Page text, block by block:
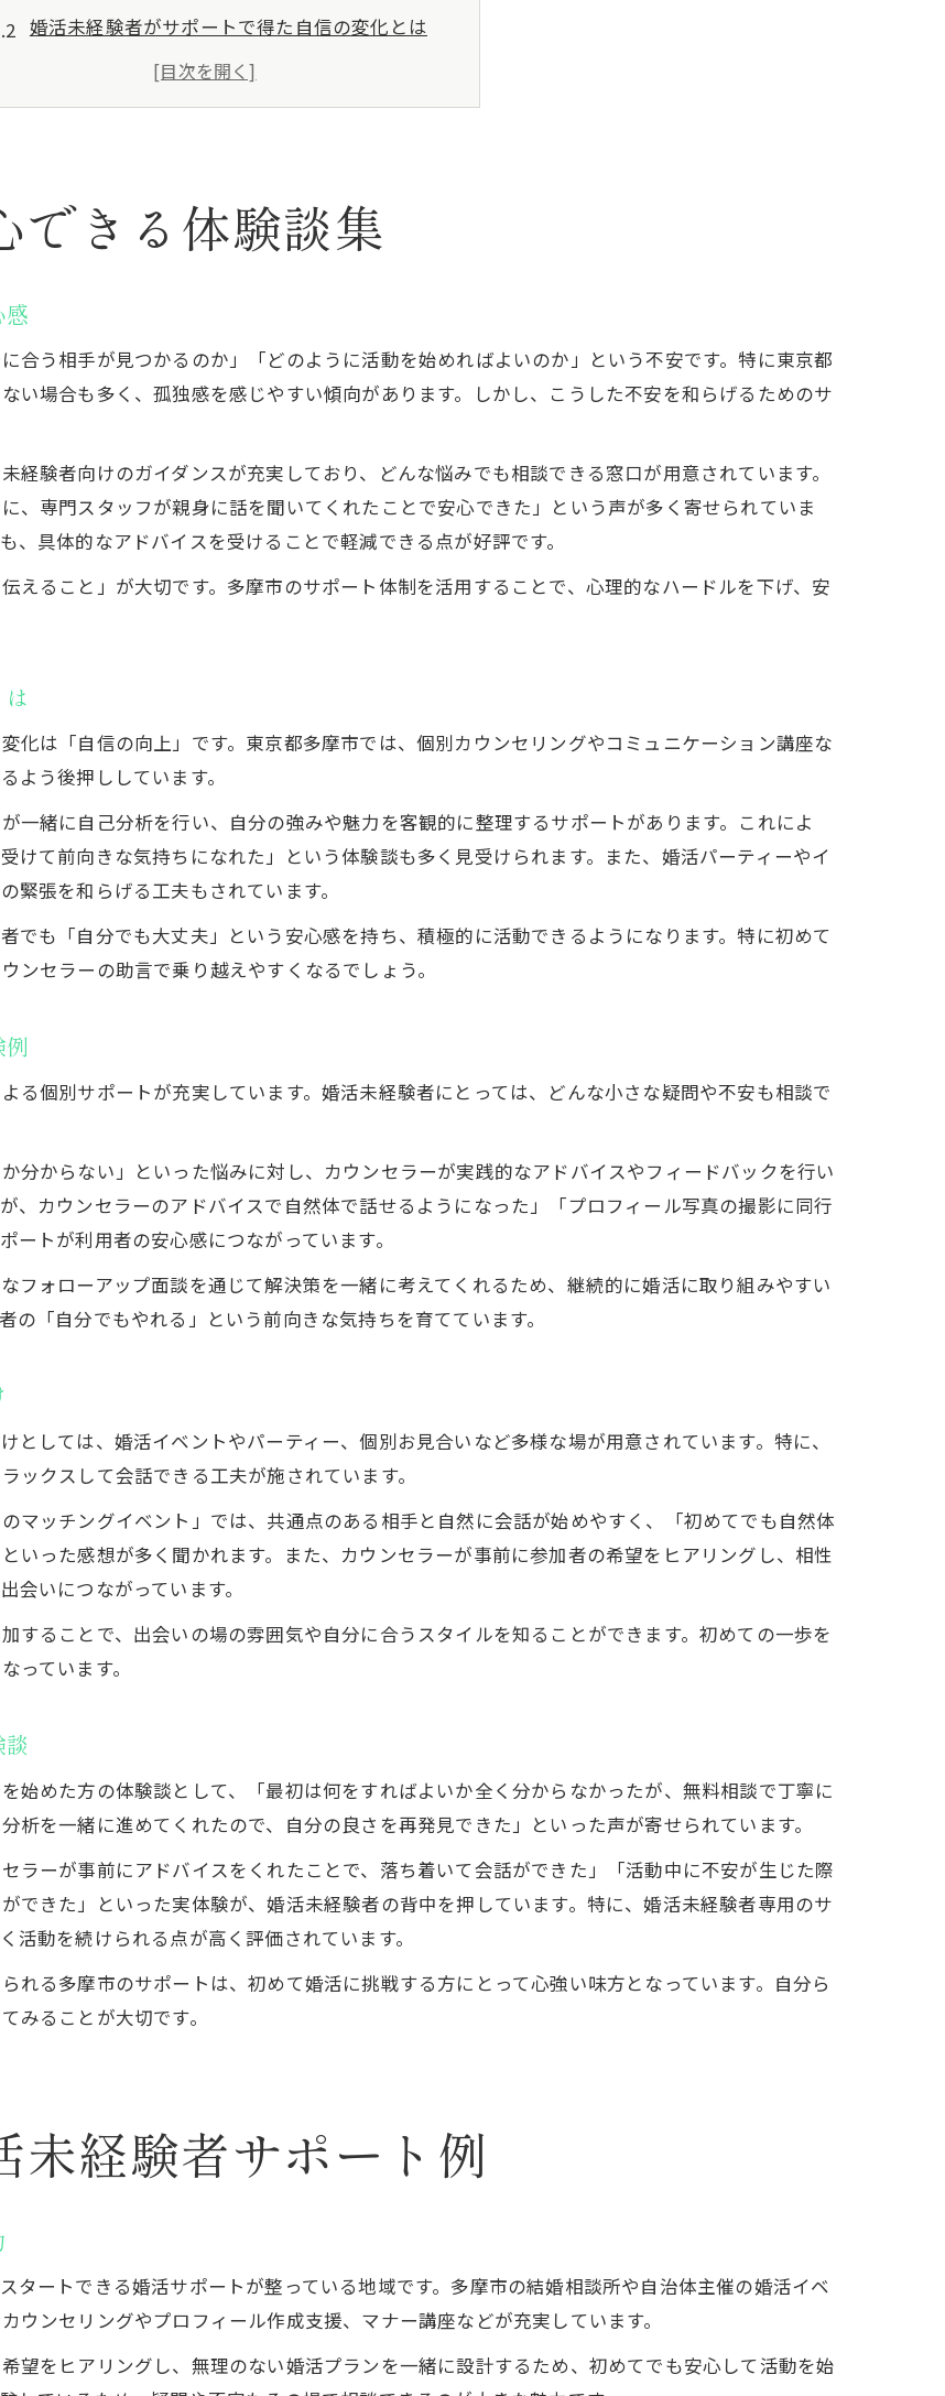
婚活未経験者がサポートで得た自信の変化とは
婚活未経験でも安心できたカウンセラー体験例
婚活未経験の方が体感した出会いのきっかけ
婚活未経験向け多摩市サポートの特徴と魅力
婚活未経験が多摩市で受けた手厚いサポート体感
婚活未経験目線で見る多摩市のサポート評価
初めての婚活に必要なサポートとは何か
婚活未経験でも迷わない最初のサポート選び
婚活未経験が安心できる相談所サポート内容
婚活未経験が求める理想のサポート体制とは
婚活未経験が知る多摩市の支援サービス実態
婚活未経験が多摩市で直面した課題と解決策
サポート体験から見えた婚活未経験の変化
婚活未経験が変わるきっかけになった体験談
信を持てる婚活未経験の始め方ガイド
婚活未経験者が自信を持つための準備ポイント
婚活未経験でも前向きに始めるステップ解説
婚活未経験が失敗しないための心構えと流れ
できる体験談集
感
合う相手が見つかるのか」「どのように活動を始めればよいのか」という不安です。特に東京都
い場合も多く、孤独感を感じやすい傾向があります。しかし、こうした不安を和らげるためのサ
験者向けのガイダンスが充実しており、どんな悩みでも相談できる窓口が用意されています。
、専門スタッフが親身に話を聞いてくれたことで安心できた」という声が多く寄せられていま
具体的なアドバイスを受けることで軽減できる点が好評です。
えること」が大切です。多摩市のサポート体制を活用することで、心理的なハードルを下げ、安
化は「自信の向上」です。東京都多摩市では、個別カウンセリングやコミュニケーション講座な
よう後押ししています。
一緒に自己分析を行い、自分の強みや魅力を客観的に整理するサポートがあります。これによ
けて前向きな気持ちになれた」という体験談も多く見受けられます。また、婚活パーティーやイ
張を和らげる工夫もされています。
でも「自分でも大丈夫」という安心感を持ち、積極的に活動できるようになります。特に初めて
セラーの助言で乗り越えやすくなるでしょう。
例
る個別サポートが充実しています。婚活未経験者にとっては、どんな小さな疑問や不安も相談で
分からない」といった悩みに対し、カウンセラーが実践的なアドバイスやフィードバックを行い
、カウンセラーのアドバイスで自然体で話せるようになった」「プロフィール写真の撮影に同行
トが利用者の安心感につながっています。
フォローアップ面談を通じて解決策を一緒に考えてくれるため、継続的に婚活に取り組みやすい
「自分でもやれる」という前向きな気持ちを育てています。
しては、婚活イベントやパーティー、個別お見合いなど多様な場が用意されています。特に、
クスして会話できる工夫が施されています。
マッチングイベント」では、共通点のある相手と自然に会話が始めやすく、「初めてでも自然体
いった感想が多く聞かれます。また、カウンセラーが事前に参加者の希望をヒアリングし、相性
会いにつながっています。
することで、出会いの場の雰囲気や自分に合うスタイルを知ることができます。初めての一歩を
っています。
始めた方の体験談として、「最初は何をすればよいか全く分からなかったが、無料相談で丁寧に
析を一緒に進めてくれたので、自分の良さを再発見できた」といった声が寄せられています。
ラーが事前にアドバイスをくれたことで、落ち着いて会話ができた」「活動中に不安が生じた際
できた」といった実体験が、婚活未経験者の背中を押しています。特に、婚活未経験者専用のサ
動を続けられる点が高く評価されています。
れる多摩市のサポートは、初めて婚活に挑戦する方にとって心強い味方となっています。自分ら
みることが大切です。
未経験者サポート例
タートできる婚活サポートが整っている地域です。多摩市の結婚相談所や自治体主催の婚活イベ
ウンセリングやプロフィール作成支援、マナー講座などが充実しています。
望をヒアリングし、無理のない婚活プランを一緒に設計するため、初めてでも安心して活動を始